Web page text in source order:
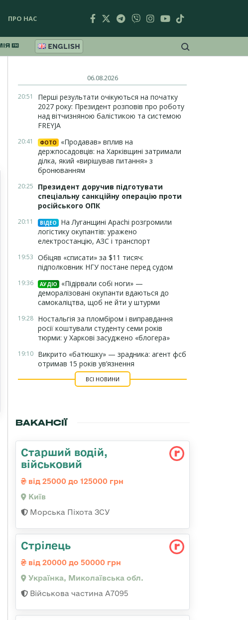
ПРО НАС
ENGLISH
06.08.2026
20:51
Перші результати очікуються на початку
2027 року: Президент розповів про роботу
над вітчизняною балістикою та системою
FREYJA
20:41 ФОТО
«Продавав» вплив на
держпосадовців: на Харківщині затримали
ділка, який «вирішував питання» з
бронюванням
20:25
Президент доручив підготувати
спеціальну санкційну операцію проти
російського ОПК
20:11 ВІДЕО
На Луганщині Apachi розгромили
логістику окупантів: уражено
електростанцію, АЗС і транспорт
19:53 Обіцяв «списати» за $11 тисяч:
підполковник НГУ постане перед судом
19:36 АУДІО
«Підірвали собі ноги» —
деморалізовані окупанти вдаються до
самокаліцтва, щоб не йти у штурми
19:28 Ностальгія за пломбіром і виправдання
росії коштували студенту семи років
тюрми: у Харкові засуджено «блогера»
19:10 Викрито «батюшку» — зрадника: агент фсб
отримав 15 років ув’язнення
ВСІ НОВИНИ
ВАКАНСІЇ
Старший водій,
військовий
від 25000 до 125000 грн
Київ
Морська Піхота ЗСУ
Стрілець
від 20000 до 50000 грн
Українка, Миколаївська обл.
Військова частина А7095